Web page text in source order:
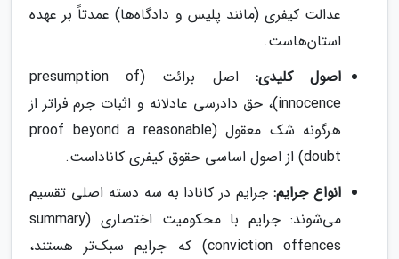
عدالت کیفری (مانند پلیس و دادگاه‌ها) عمدتاً بر عهده
استان‌هاست.
اصول کلیدی:
اصل برائت (presumption of
innocence)، حق دادرسی عادلانه و اثبات جرم فراتر از
هرگونه شک معقول (proof beyond a reasonable
doubt) از اصول اساسی حقوق کیفری کاناداست.
انواع جرایم:جرایم در کانادا به سه دسته اصلی تقسیم
می‌شوند: جرایم با محکومیت اختصاری (summary
conviction offences) که جرایم سبک‌تر هستند،